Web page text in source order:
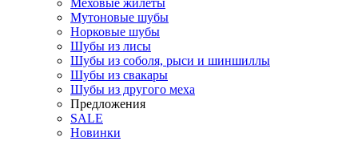
Меховые жилеты
Мутоновые шубы
Норковые шубы
Шубы из лисы
Шубы из соболя, рыси и шиншиллы
Шубы из свакары
Шубы из другого меха
Предложения
SALE
Новинки